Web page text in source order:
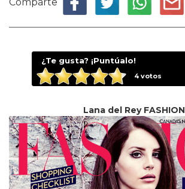
¿Te gusta? ¡Puntúalo!
4votos
Lana del Rey FASHION